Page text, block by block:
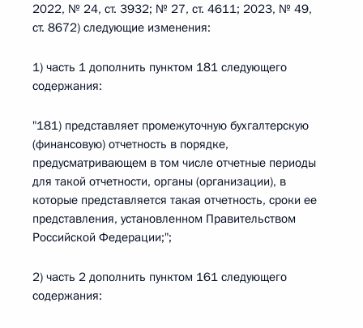
2022, № 24, ст. 3932; № 27, ст. 4611; 2023, № 49,
ст. 8672) следующие изменения:
1) часть 1 дополнить пунктом 181 следующего
содержания:
"181) представляет промежуточную бухгалтерскую
(финансовую) отчетность в порядке,
предусматривающем в том числе отчетные периоды
для такой отчетности, органы (организации), в
которые представляется такая отчетность, сроки ее
представления, установленном Правительством
Российской Федерации;";
2) часть 2 дополнить пунктом 161 следующего
содержания: